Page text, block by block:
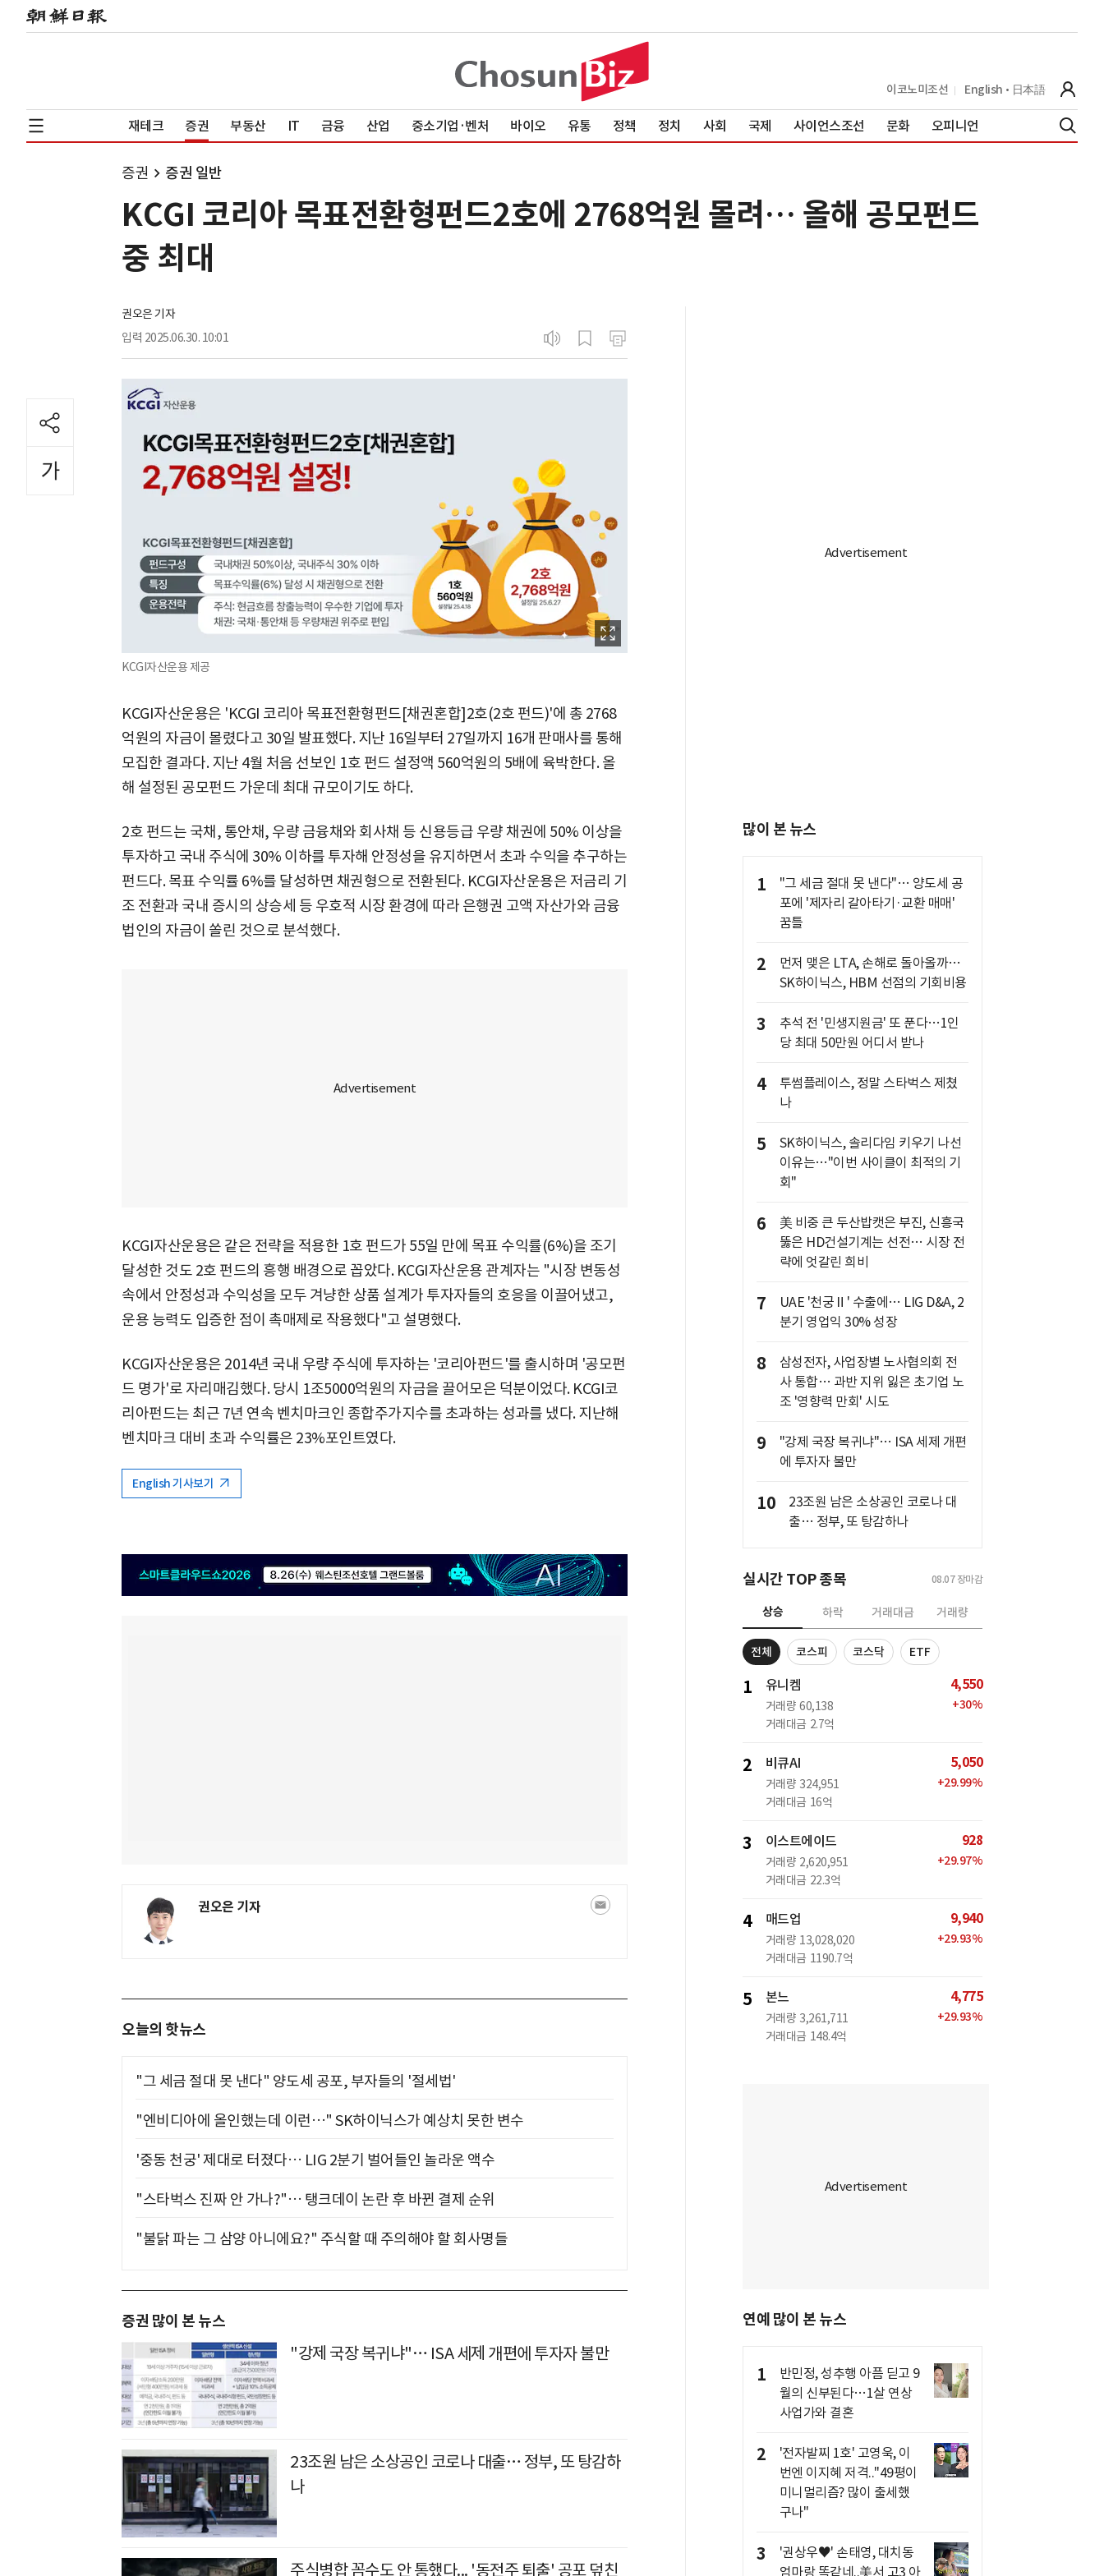
이코노미조선 English 日本語
재테크 증권 부동산 IT 금융 산업 중소기업·벤처 바이오 유통 정책 정치 사회 국제 사이언스조선 문화 오피니언
증권 증권 일반
KCGI 코리아 목표전환형펀드2호에 2768억원 몰려… 올해 공모펀드
중 최대
권오은 기자
입력 2025.06.30. 10:01
KCGI자산운용 제공
KCGI자산운용은 'KCGI 코리아 목표전환형펀드[채권혼합]2호(2호 펀드)'에 총 2768
억원의 자금이 몰렸다고 30일 발표했다. 지난 16일부터 27일까지 16개 판매사를 통해
모집한 결과다. 지난 4월 처음 선보인 1호 펀드 설정액 560억원의 5배에 육박한다. 올
해 설정된 공모펀드 가운데 최대 규모이기도 하다.
2호 펀드는 국채, 통안채, 우량 금융채와 회사채 등 신용등급 우량 채권에 50% 이상을
투자하고 국내 주식에 30% 이하를 투자해 안정성을 유지하면서 초과 수익을 추구하는
펀드다. 목표 수익률 6%를 달성하면 채권형으로 전환된다. KCGI자산운용은 저금리 기
조 전환과 국내 증시의 상승세 등 우호적 시장 환경에 따라 은행권 고액 자산가와 금융
법인의 자금이 쏠린 것으로 분석했다.
KCGI자산운용은 같은 전략을 적용한 1호 펀드가 55일 만에 목표 수익률(6%)을 조기
달성한 것도 2호 펀드의 흥행 배경으로 꼽았다. KCGI자산운용 관계자는 "시장 변동성
속에서 안정성과 수익성을 모두 겨냥한 상품 설계가 투자자들의 호응을 이끌어냈고,
운용 능력도 입증한 점이 촉매제로 작용했다"고 설명했다.
KCGI자산운용은 2014년 국내 우량 주식에 투자하는 '코리아펀드'를 출시하며 '공모펀
드 명가'로 자리매김했다. 당시 1조5000억원의 자금을 끌어모은 덕분이었다. KCGI코
리아펀드는 최근 7년 연속 벤치마크인 종합주가지수를 초과하는 성과를 냈다. 지난해
벤치마크 대비 초과 수익률은 23%포인트였다.
English 기사보기
권오은 기자
오늘의 핫뉴스
"그 세금 절대 못 낸다" 양도세 공포, 부자들의 '절세법'
"엔비디아에 올인했는데 이런…" SK하이닉스가 예상치 못한 변수
'중동 천궁' 제대로 터졌다… LIG 2분기 벌어들인 놀라운 액수
"스타벅스 진짜 안 가나?"… 탱크데이 논란 후 바뀐 결제 순위
"불닭 파는 그 삼양 아니에요?" 주식할 때 주의해야 할 회사명들
증권 많이 본 뉴스
"강제 국장 복귀냐"… ISA 세제 개편에 투자자 불만
23조원 남은 소상공인 코로나 대출… 정부, 또 탕감하
나
주식병합 꼼수도 안 통했다... '동전주 퇴출' 공포 덮친
많이 본 뉴스
1
"그 세금 절대 못 낸다"… 양도세 공
포에 '제자리 갈아타기·교환 매매'
꿈틀
2
먼저 맺은 LTA, 손해로 돌아올까…
SK하이닉스, HBM 선점의 기회비용
3
추석 전 '민생지원금' 또 푼다…1인
당 최대 50만원 어디서 받나
4
투썸플레이스, 정말 스타벅스 제쳤
나
5
SK하이닉스, 솔리다임 키우기 나선
이유는…"이번 사이클이 최적의 기
회"
6
美 비중 큰 두산밥캣은 부진, 신흥국
뚫은 HD건설기계는 선전… 시장 전
략에 엇갈린 희비
7
UAE '천궁Ⅱ' 수출에… LIG D&A, 2
분기 영업익 30% 성장
8
삼성전자, 사업장별 노사협의회 전
사 통합… 과반 지위 잃은 초기업 노
조 '영향력 만회' 시도
9
"강제 국장 복귀냐"… ISA 세제 개편
에 투자자 불만
10
23조원 남은 소상공인 코로나 대
출… 정부, 또 탕감하나
실시간 TOP 종목 08.07 장마감
상승 하락 거래대금 거래량
전체 코스피 코스닥 ETF
1 유니켐
거래량 60,138
거래대금 2.7억
4,550
+30%
2 비큐AI
거래량 324,951
거래대금 16억
5,050
+29.99%
3 이스트에이드
거래량 2,620,951
거래대금 22.3억
928
+29.97%
4 매드업
거래량 13,028,020
거래대금 1190.7억
9,940
+29.93%
5 본느
거래량 3,261,711
거래대금 148.4억
4,775
+29.93%
연예 많이 본 뉴스
1
반민정, 성추행 아픔 딛고 9
월의 신부된다…1살 연상
사업가와 결혼
2
'전자발찌 1호' 고영욱, 이
번엔 이지혜 저격.."49평이
미니멀리즘? 많이 출세했
구나"
3
'권상우♥' 손태영, 대치동
엄마랑 똑같네..美서 고3 아